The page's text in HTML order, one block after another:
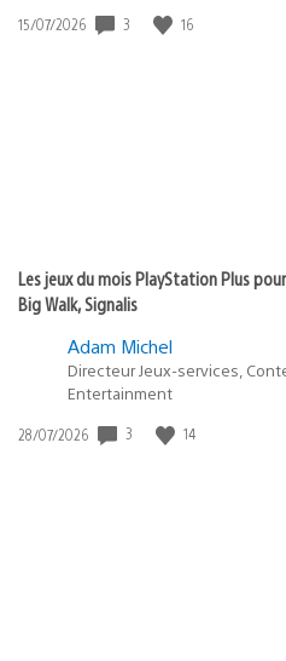
Date
15/07/2026 3 16
Les jeux du mois PlayStation Plus
Big Walk, Signalis
Adam Michel
Directeur Jeux-services,
Entertainment
Date
28/07/2026 3 14